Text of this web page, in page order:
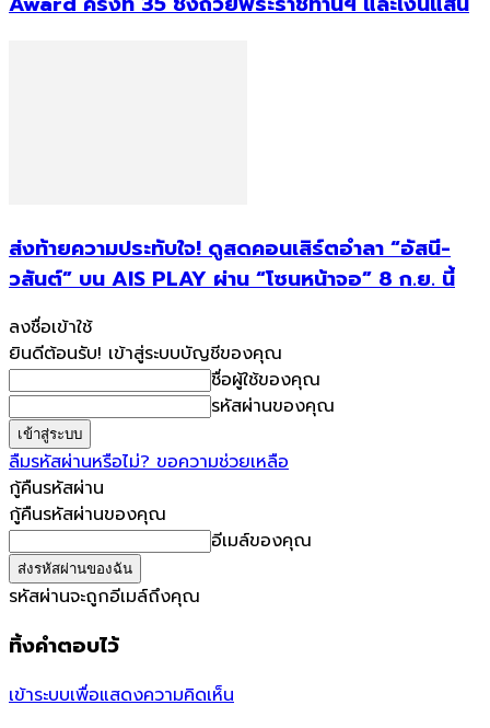
ส่งท้ายความประทับใจ! ดูสดคอนเสิร์ตอำลา “อัสนี-
วสันต์” บน AIS PLAY ผ่าน “โซนหน้าจอ” 8 ก.ย. นี้
ลงชื่อเข้าใช้
ยินดีต้อนรับ! เข้าสู่ระบบบัญชีของคุณ
ชื่อผู้ใช้ของคุณ
รหัสผ่านของคุณ
ลืมรหัสผ่านหรือไม่? ขอความช่วยเหลือ
กู้คืนรหัสผ่าน
กู้คืนรหัสผ่านของคุณ
อีเมล์ของคุณ
รหัสผ่านจะถูกอีเมล์ถึงคุณ
ทิ้งคำตอบไว้
เข้าระบบเพื่อแสดงความคิดเห็น